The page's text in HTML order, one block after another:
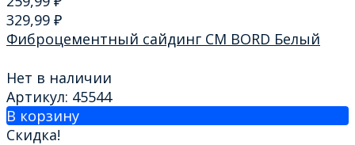
329,99 ₽
Фиброцементный сайдинг CM BORD Белый
Нет в наличии
Артикул: 45544
В корзину
Скидка!